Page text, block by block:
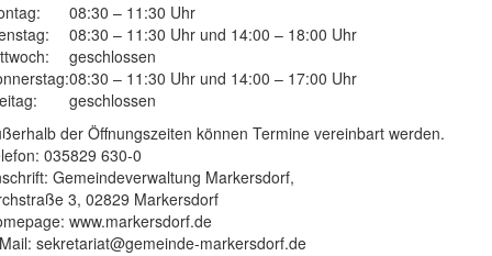
08:30 – 11:30 Uhr
08:30 – 11:30 Uhr und 14:00 – 18:00 Uhr
geschlossen
08:30 – 11:30 Uhr und 14:00 – 17:00 Uhr
geschlossen
der Öffnungszeiten können Termine vereinbart werden.
035829 630-0
Gemeindeverwaltung Markersdorf,
3, 02829 Markersdorf
www.markersdorf.de
sekretariat@gemeinde-markersdorf.de